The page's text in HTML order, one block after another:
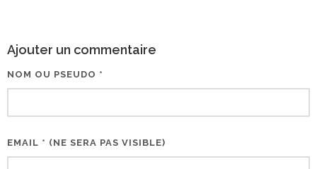
Ajouter un commentaire
NOM OU PSEUDO *
EMAIL * (NE SERA PAS VISIBLE)